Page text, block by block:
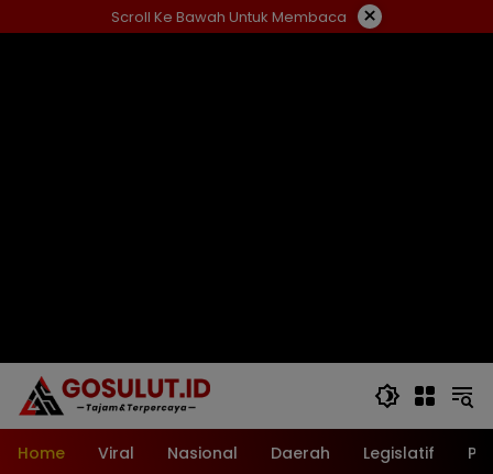
ke
Scroll Ke Bawah Untuk Membaca ×
Home Viral Nasional Daerah Legislatif